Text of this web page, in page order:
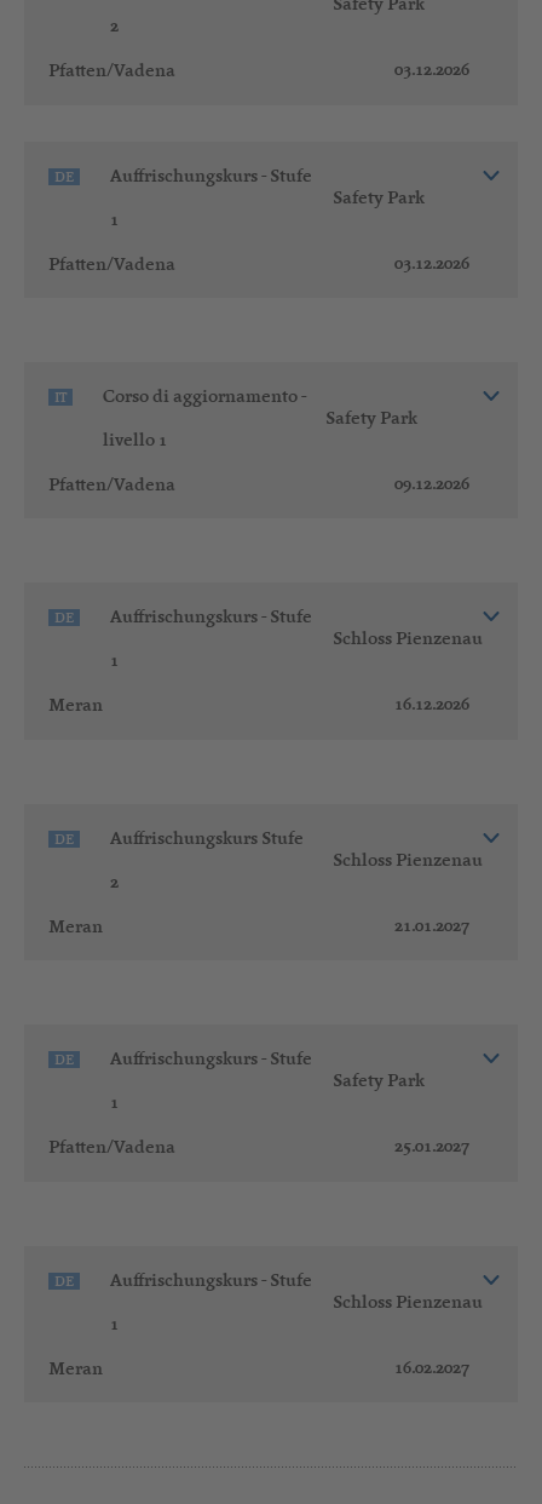
2
Pfatten/Vadena 03.12.2026
DE
Auffrischungskurs - Stufe
1
Safety Park
Pfatten/Vadena 03.12.2026
IT
Corso di aggiornamento -
livello 1
Safety Park
Pfatten/Vadena 09.12.2026
DE
Auffrischungskurs - Stufe
1
Schloss Pienzenau
Meran 16.12.2026
DE
Auffrischungskurs Stufe
2
Schloss Pienzenau
Meran 21.01.2027
DE
Auffrischungskurs - Stufe
1
Safety Park
Pfatten/Vadena 25.01.2027
DE
Auffrischungskurs - Stufe
1
Schloss Pienzenau
Meran 16.02.2027